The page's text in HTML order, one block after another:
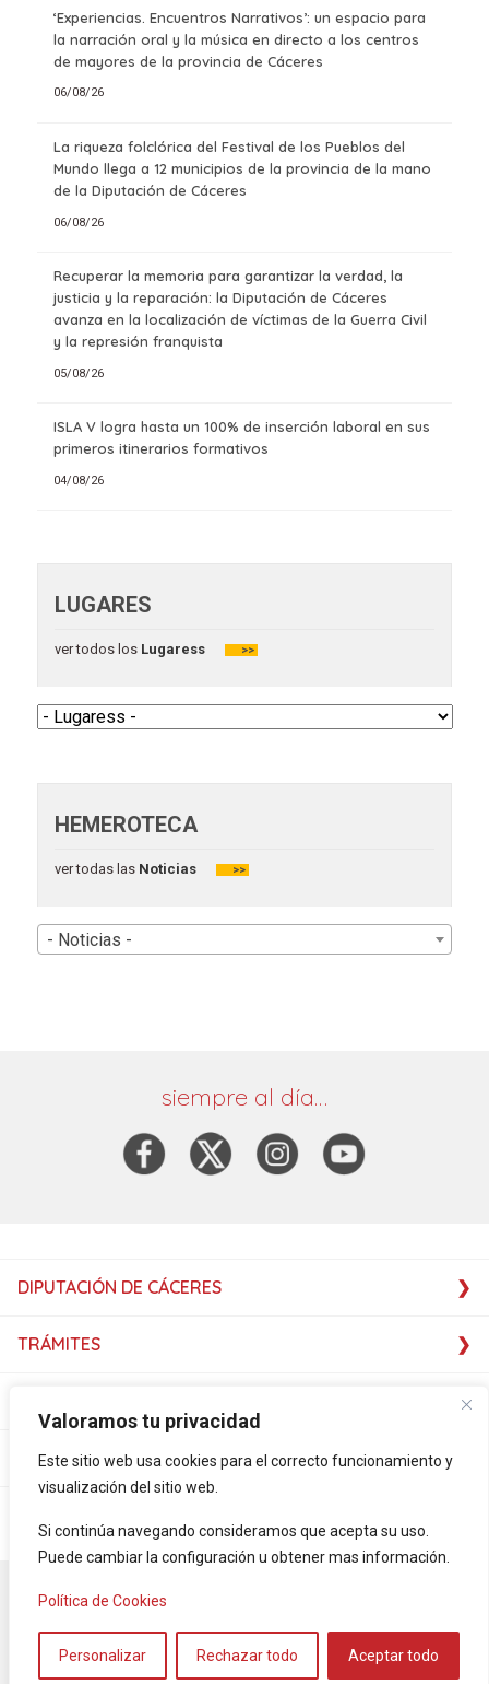
Valoramos tu privacidad
Este sitio web usa cookies para el correcto funcionamiento y
visualización del sitio web.
Si continúa navegando consideramos que acepta su uso.
Puede cambiar la configuración u obtener mas información.
Política de Cookies
Personalizar Rechazar todo Aceptar todo
‘Experiencias. Encuentros Narrativos’: un espacio para
la narración oral y la música en directo a los centros
de mayores de la provincia de Cáceres
06/08/26
La riqueza folclórica del Festival de los Pueblos del
Mundo llega a 12 municipios de la provincia de la mano
de la Diputación de Cáceres
06/08/26
Recuperar la memoria para garantizar la verdad, la
justicia y la reparación: la Diputación de Cáceres
avanza en la localización de víctimas de la Guerra Civil
y la represión franquista
05/08/26
ISLA V logra hasta un 100% de inserción laboral en sus
primeros itinerarios formativos
04/08/26
LUGARES
ver todos losLugaress >>
HEMEROTECA
ver todas lasNoticias >>
- Noticias -
siempre al día…
DIPUTACIÓN DE CÁCERES
TRÁMITES
SERVICIOS
Accesibilidad Mapa Web
Servicio de vídeo – interpretación – FEXAS
©Diputación de Cáceres